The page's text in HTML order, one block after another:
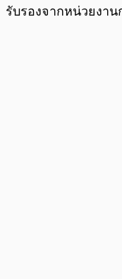
รับรองจากหน่วยงา